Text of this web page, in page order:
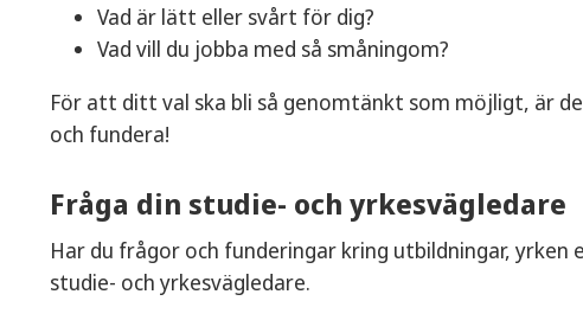
Vad är lätt eller svårt för dig?
Vad vill du jobba med så småningom?
För att ditt val ska bli så genomtänkt som möjligt, är
och fundera!
Fråga din studie- och yrkesvägledare
Har du frågor och funderingar kring utbildningar,
studie- och yrkesvägledare.